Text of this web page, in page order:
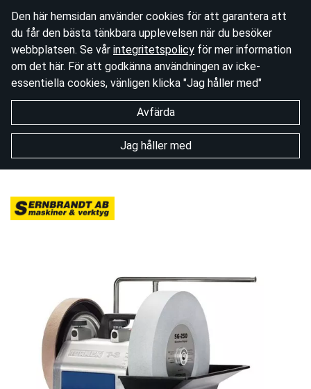
Den här hemsidan använder cookies för att garantera att
du får den bästa tänkbara upplevelsen när du besöker
webbplatsen. Se vår integritetspolicy för mer information
om det här. För att godkänna användningen av icke-
essentiella cookies, vänligen klicka "Jag håller med"
Avfärda
Jag håller med